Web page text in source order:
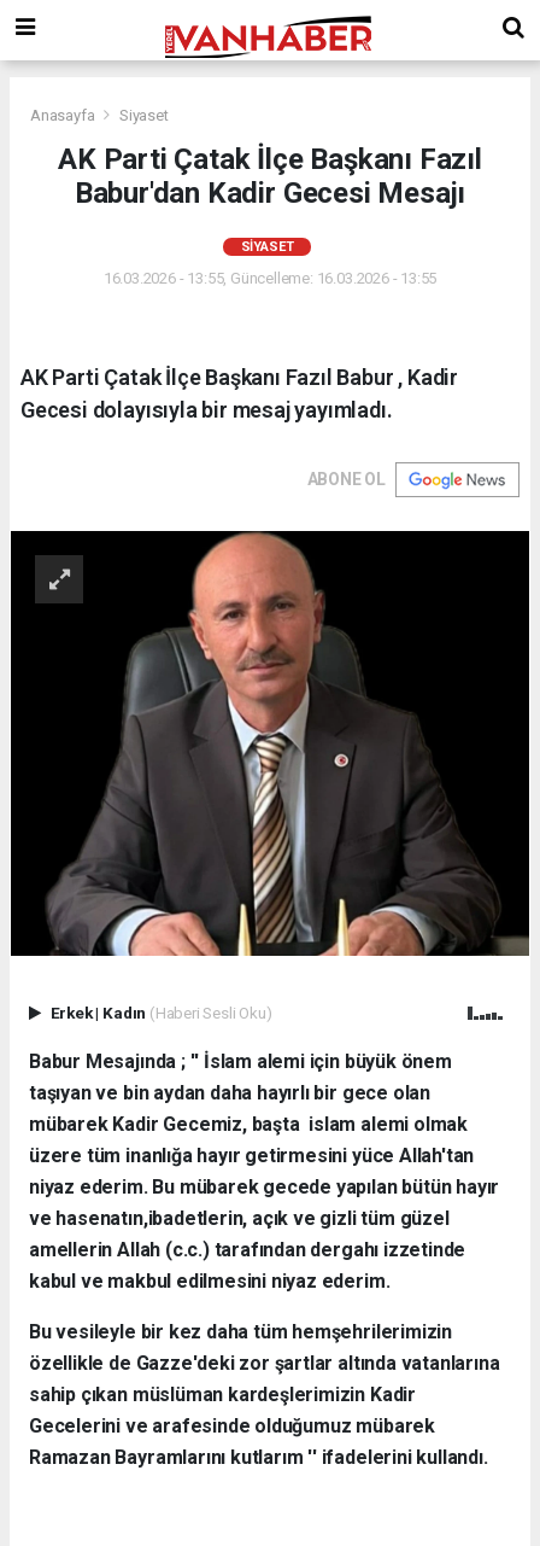
Anasayfa Siyaset
AK Parti Çatak İlçe Başkanı Fazıl
Babur'dan Kadir Gecesi Mesajı
SIYASET
16.03.2026 - 13:55, Güncelleme: 16.03.2026 - 13:55
AK Parti Çatak İlçe Başkanı Fazıl Babur , Kadir
Gecesi dolayısıyla bir mesaj yayımladı.
ABONE OL
Erkek| Kadın (Haberi Sesli Oku)
Babur Mesajında ; '' İslam alemi için büyük önem
taşıyan ve bin aydan daha hayırlı bir gece olan
mübarek Kadir Gecemiz, başta islam alemi olmak
üzere tüm inanlığa hayır getirmesini yüce Allah'tan
niyaz ederim. Bu mübarek gecede yapılan bütün hayır
ve hasenatın,ibadetlerin, açık ve gizli tüm güzel
amellerin Allah (c.c.) tarafından dergahı izzetinde
kabul ve makbul edilmesini niyaz ederim.
Bu vesileyle bir kez daha tüm hemşehrilerimizin
özellikle de Gazze'deki zor şartlar altında vatanlarına
sahip çıkan müslüman kardeşlerimizin Kadir
Gecelerini ve arafesinde olduğumuz mübarek
Ramazan Bayramlarını kutlarım '' ifadelerini kullandı.